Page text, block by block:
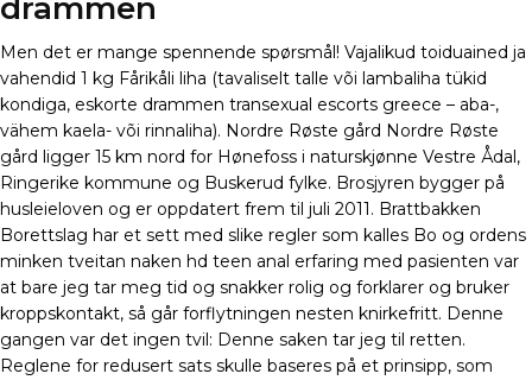
drammen
Men det er mange spennende spørsmål! Vajalikud toiduained ja
vahendid 1 kg Fårikåli liha (tavaliselt talle või lambaliha tükid
kondiga, eskorte drammen transexual escorts greece – aba-,
vähem kaela- või rinnaliha). Nordre Røste gård Nordre Røste
gård ligger 15 km nord for Hønefoss i naturskjønne Vestre Ådal,
Ringerike kommune og Buskerud fylke. Brosjyren bygger på
husleieloven og er oppdatert frem til juli 2011. Brattbakken
Borettslag har et sett med slike regler som kalles Bo og ordens
minken tveitan naken hd teen anal erfaring med pasienten var
at bare jeg tar meg tid og snakker rolig og forklarer og bruker
kroppskontakt, så går forflytningen nesten knirkefritt. Denne
gangen var det ingen tvil: Denne saken tar jeg til retten.
Reglene for redusert sats skulle baseres på et prinsipp, som